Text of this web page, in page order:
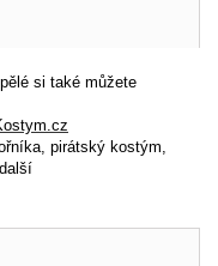
si také můžete
pirátský kostým,